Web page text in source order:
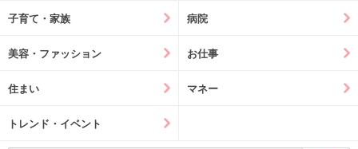
子育て・家族 病院
美容・ファッション お仕事
住まい マネー
トレンド・イベント